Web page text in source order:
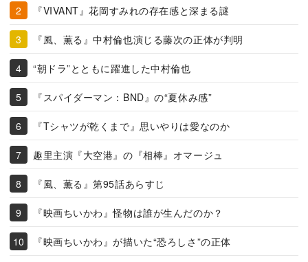
『VIVANT』花岡すみれの存在感と深まる謎
『風、薫る』中村倫也演じる藤次の正体が判明
“朝ドラ”とともに躍進した中村倫也
『スパイダーマン：BND』の“夏休み感”
『Tシャツが乾くまで』思いやりは愛なのか
趣里主演『大空港』の『相棒』オマージュ
『風、薫る』第95話あらすじ
『映画ちいかわ』怪物は誰が生んだのか？
『映画ちいかわ』が描いた“恐ろしさ”の正体